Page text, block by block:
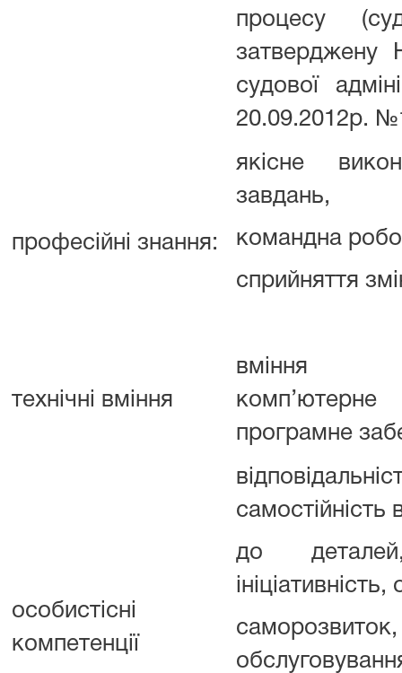
процесу
затверджену
судової
20.09.2012р.
професійні знання:
якісне
завдань,
командна
сприйняття
технічні вміння
вміння
програмне
особистісні
компетенції
самостійність
до деталей,
ініціативність,